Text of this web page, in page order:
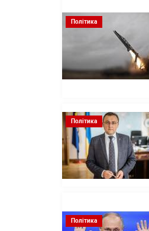
Політика
Політика
Політика